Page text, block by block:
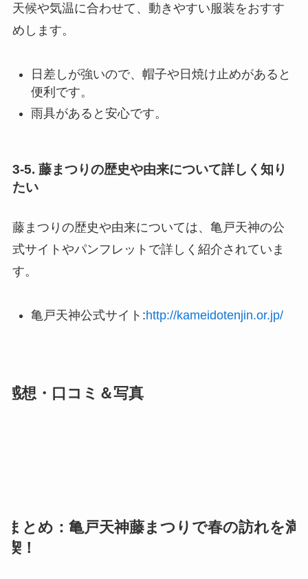
天候や気温に合わせて、動きやすい服装をおすす
めします。
日差しが強いので、帽子や日焼け止めがあると
便利です。
雨具があると安心です。
3-5. 藤まつりの歴史や由来について詳しく知り
たい
藤まつりの歴史や由来については、亀戸天神の公
式サイトやパンフレットで詳しく紹介されていま
す。
亀戸天神公式サイト:http://kameidotenjin.or.jp/
感想・口コミ＆写真
まとめ：亀戸天神藤まつりで春の訪れを満
喫！